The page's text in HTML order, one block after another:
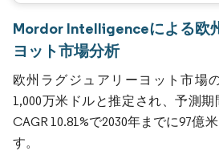
Mordor Intelligenceによる欧
ヨット市場分析
欧州ラグジュアリーヨット市場
1,000万米ドルと推定され、予測期
CAGR 10.81%で2030年までに97億
す。